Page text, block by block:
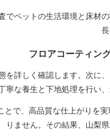
でペットの生活環境と床材
フロアコーティン
を詳しく確認します。次に
寧な養生と下地処理を行い
とで、高品質な仕上がりを
りません。その結果、山梨